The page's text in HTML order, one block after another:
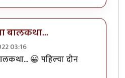
बालकथा...
03:16
😀 पहिल्या दोन